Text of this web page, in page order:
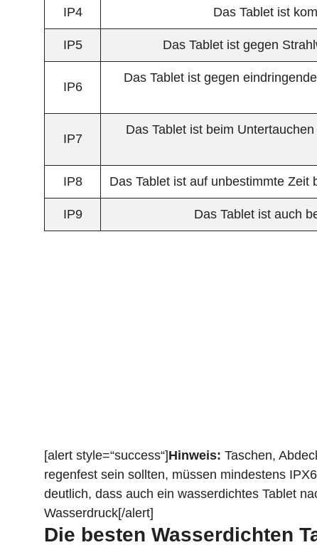
IP4 Das Tablet ist
IP5 Das Tablet ist gegen
IP6
Das Tablet ist gegen
IP7
Das Tablet ist beim
IP8 Das Tablet ist auf unbestimmte
IP9 Das Tablet ist auch
[alert style=“success“]Hinweis: Taschen,
regenfest sein sollten, müssen mindestens
deutlich, dass auch ein wasserdichtes Tablet
Wasserdruck[/alert]
Die besten Wasserdichten